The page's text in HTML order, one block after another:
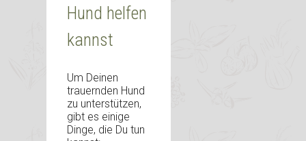
Hund helfen
kannst
Um Deinen
trauernden Hund
zu unterstützen,
gibt es einige
Dinge, die Du tun